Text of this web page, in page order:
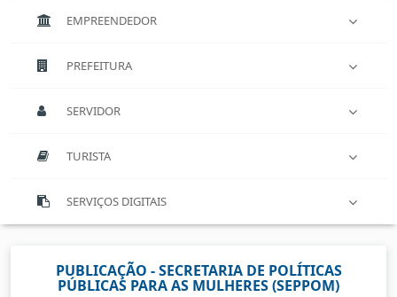
EMPREENDEDOR
PREFEITURA
SERVIDOR
TURISTA
SERVIÇOS DIGITAIS
PUBLICAÇÃO - SECRETARIA DE POLÍTICAS
PÚBLICAS PARA AS MULHERES (SEPPOM)